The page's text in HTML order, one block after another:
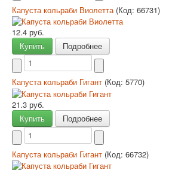
Капуста кольраби Виолетта (Код: 66731)
12.4 руб.
Купить
Подробнее
Капуста кольраби Гигант (Код: 5770)
21.3 руб.
Купить
Подробнее
Капуста кольраби Гигант (Код: 66732)